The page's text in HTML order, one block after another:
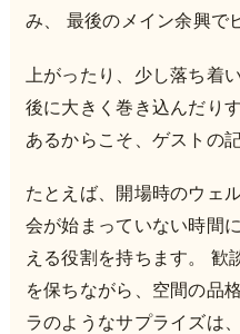
み、 最後のメイン余興で
上がったり、少し落ち着
後に大きく巻き込んだり
あるからこそ、ゲストの
たとえば、開場時のウェ
会が始まっていない時間
える役割を持ちます。 歓
を保ちながら、空間の品
ラのようなサプライズは